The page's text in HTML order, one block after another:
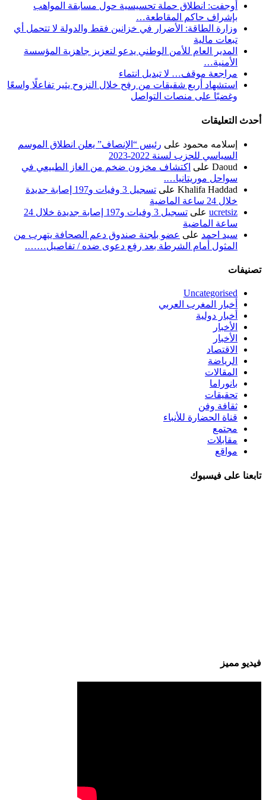
أوجفت: انطلاق حملة تحسيسية حول مسابقة المواهب
بإشراف حاكم المقاطعة…
وزارة الطاقة: الأضرار في خزانين فقط والدولة لا تتحمل أي
تبعات مالية
المدير العام للأمن الوطني يدعو لتعزيز جاهزية المؤسسة
الأمنية…
مراجعة موقف… لا تبديل انتماء
استشهاد أربع شقيقات من رفح خلال النزوح يثير تفاعلًا واسعًا
وغضبًا على منصات التواصل
أحدث التعليقات
إسلامه محمود على رئيس “الإنصاف” يعلن انطلاق الموسم
السياسي للحزب لسنة 2022-2023
Daoud على اكتشاف مخزون ضخم من الغاز الطبيعي في
سواحل موريتانيا….
Khalifa Haddad على
تسجيل 3 وفيات و197 إصابة جديدة
خلال 24 ساعة الماضية
ucretsiz على
تسجيل 3 وفيات و197 إصابة جديدة خلال 24
ساعة الماضية
سيد احمد على عضو بلجنة صندوق دعم الصحافة يتهرب من
المثول أمام الشرطة بعد رفع دعوى ضده / تفاصيل…….
تصنيفات
Uncategorised
أخبار المغرب العربي
أخبار دولية
الأخبار
الأخبار
الاقتصاد
الرياضة
المقالات
بانوراما
تحقيقات
ثقافة وفن
قناة الحضارة للأنباء
مجتمع
مقابلات
مواقع
تابعنا على فيسبوك
فيديو مميز